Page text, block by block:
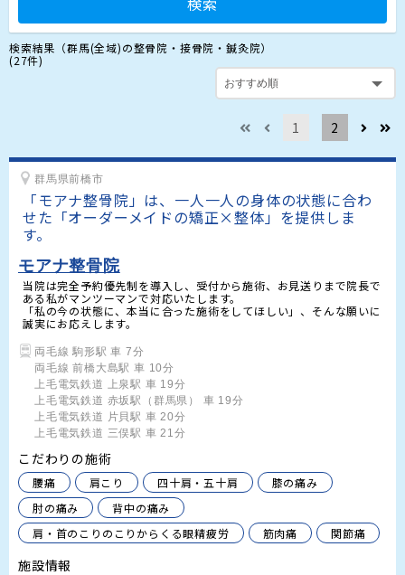
検索結果（群馬(全域)の整骨院・接骨院・鍼灸院）
(27件)
1 2
群馬県前橋市
「モアナ整骨院」は、一人一人の身体の状態に合わ
せた「オーダーメイドの矯正×整体」を提供しま
す。
モアナ整骨院
当院は完全予約優先制を導入し、受付から施術、お見送りまで院長で
ある私がマンツーマンで対応いたします。
「私の今の状態に、本当に合った施術をしてほしい」、そんな願いに
誠実にお応えします。
両毛線 駒形駅 車 7分
両毛線 前橋大島駅 車 10分
上毛電気鉄道 上泉駅 車 19分
上毛電気鉄道 赤坂駅（群馬県） 車 19分
上毛電気鉄道 片貝駅 車 20分
上毛電気鉄道 三俣駅 車 21分
こだわりの施術
腰痛 肩こり 四十肩・五十肩
膝の痛み
肘の痛み
背中の痛み
肩・首のこりのこりからくる眼精疲労
筋肉痛 関節痛
施設情報